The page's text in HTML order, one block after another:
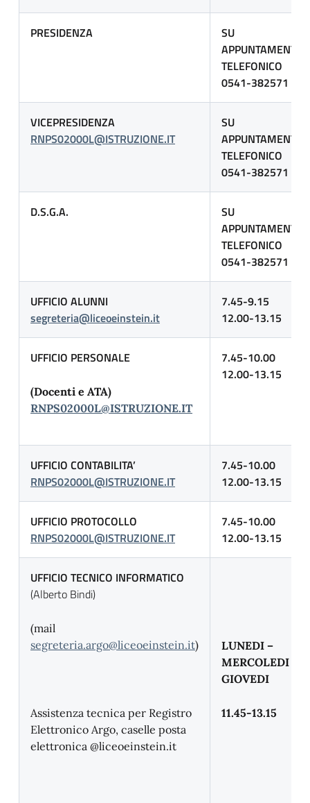
PRESIDENZA
SU
APPUNTAMENTO
TELEFONICO
0541-382571
VICEPRESIDENZA
RNPS02000L@ISTRUZIONE.IT
SU
APPUNTAMENTO
TELEFONICO
0541-382571
D.S.G.A.
SU
APPUNTAMENTO
TELEFONICO
0541-382571
UFFICIO ALUNNI
segreteria@liceoeinstein.it
7.45-9.15
12.00-13.15
UFFICIO PERSONALE
(Docenti e ATA)
RNPS02000L@ISTRUZIONE.IT
7.45-10.00
12.00-13.15
UFFICIO CONTABILITA’
RNPS02000L@ISTRUZIONE.IT
7.45-10.00
12.00-13.15
UFFICIO PROTOCOLLO
RNPS02000L@ISTRUZIONE.IT
7.45-10.00
12.00-13.15
UFFICIO TECNICO INFORMATICO
(Alberto Bindi)
(mail
segreteria.argo@liceoeinstein.it)
Assistenza tecnica per Registro
Elettronico Argo, caselle posta
elettronica @liceoeinstein.it
LUNEDI –
MERCOLEDI –
GIOVEDI
11.45-13.15